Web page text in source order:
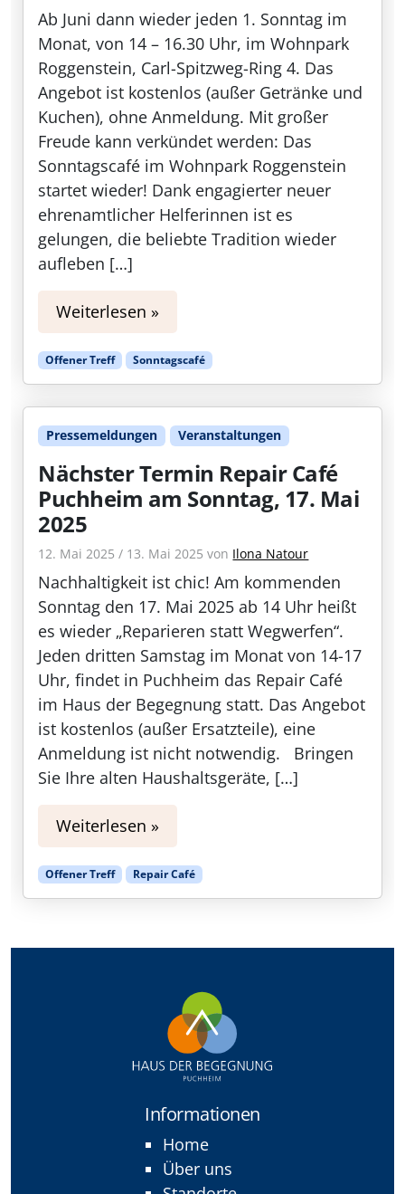
Ab Juni dann wieder jeden 1. Sonntag im
Monat, von 14 – 16.30 Uhr, im Wohnpark
Roggenstein, Carl-Spitzweg-Ring 4. Das
Angebot ist kostenlos (außer Getränke und
Kuchen), ohne Anmeldung. Mit großer
Freude kann verkündet werden: Das
Sonntagscafé im Wohnpark Roggenstein
startet wieder! Dank engagierter neuer
ehrenamtlicher Helferinnen ist es
gelungen, die beliebte Tradition wieder
aufleben […]
Weiterlesen »
Offener Treff Sonntagscafé
Pressemeldungen Veranstaltungen
Nächster Termin Repair Café
Puchheim am Sonntag, 17. Mai
2025
12. Mai 2025 / 13. Mai 2025 von Ilona Natour
Nachhaltigkeit ist chic! Am kommenden
Sonntag den 17. Mai 2025 ab 14 Uhr heißt
es wieder „Reparieren statt Wegwerfen“.
Jeden dritten Samstag im Monat von 14-17
Uhr, findet in Puchheim das Repair Café
im Haus der Begegnung statt. Das Angebot
ist kostenlos (außer Ersatzteile), eine
Anmeldung ist nicht notwendig. Bringen
Sie Ihre alten Haushaltsgeräte, […]
Weiterlesen »
Offener Treff Repair Café
Informationen
Home
Über uns